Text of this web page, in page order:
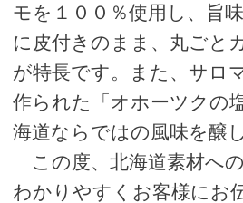
モを１００％使用し、旨
に皮付きのまま、丸ごと
が特長です。また、サロ
作られた「オホーツクの
海道ならではの風味を醸
この度、北海道素材へ
わかりやすくお客様にお